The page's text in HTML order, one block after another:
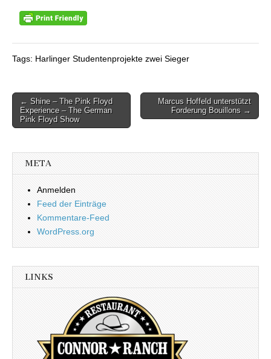
Tags: Harlinger Studentenprojekte zwei Sieger
Beitragsnavigation
← Shine – The Pink Floyd
Experience – The German
Pink Floyd Show
Marcus Hoffeld unterstützt
Forderung Bouillons →
META
Anmelden
Feed der Einträge
Kommentare-Feed
WordPress.org
LINKS